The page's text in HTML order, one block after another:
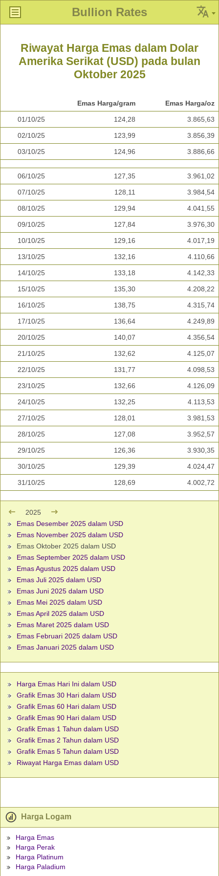
Bullion Rates
Riwayat Harga Emas dalam Dolar
Amerika Serikat (USD) pada bulan
Oktober 2025
Emas Harga/gram Emas Harga/oz
01/10/25 124,28 3.865,63
02/10/25 123,99 3.856,39
03/10/25 124,96 3.886,66
06/10/25 127,35 3.961,02
07/10/25 128,11 3.984,54
08/10/25 129,94 4.041,55
09/10/25 127,84 3.976,30
10/10/25 129,16 4.017,19
13/10/25 132,16 4.110,66
14/10/25 133,18 4.142,33
15/10/25 135,30 4.208,22
16/10/25 138,75 4.315,74
17/10/25 136,64 4.249,89
20/10/25 140,07 4.356,54
21/10/25 132,62 4.125,07
22/10/25 131,77 4.098,53
23/10/25 132,66 4.126,09
24/10/25 132,25 4.113,53
27/10/25 128,01 3.981,53
28/10/25 127,08 3.952,57
29/10/25 126,36 3.930,35
30/10/25 129,39 4.024,47
31/10/25 128,69 4.002,72
2025
Emas Desember 2025 dalam USD
Emas November 2025 dalam USD
Emas Oktober 2025 dalam USD
Emas September 2025 dalam USD
Emas Agustus 2025 dalam USD
Emas Juli 2025 dalam USD
Emas Juni 2025 dalam USD
Emas Mei 2025 dalam USD
Emas April 2025 dalam USD
Emas Maret 2025 dalam USD
Emas Februari 2025 dalam USD
Emas Januari 2025 dalam USD
Harga Emas Hari Ini dalam USD
Grafik Emas 30 Hari dalam USD
Grafik Emas 60 Hari dalam USD
Grafik Emas 90 Hari dalam USD
Grafik Emas 1 Tahun dalam USD
Grafik Emas 2 Tahun dalam USD
Grafik Emas 5 Tahun dalam USD
Riwayat Harga Emas dalam USD
Harga Logam
Harga Emas
Harga Perak
Harga Platinum
Harga Paladium